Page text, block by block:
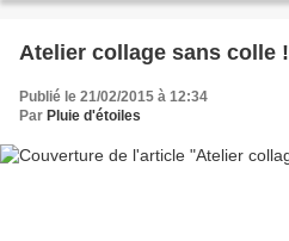
Atelier collage sans colle !
Publié le 21/02/2015 à 12:34
Par Pluie d'étoiles